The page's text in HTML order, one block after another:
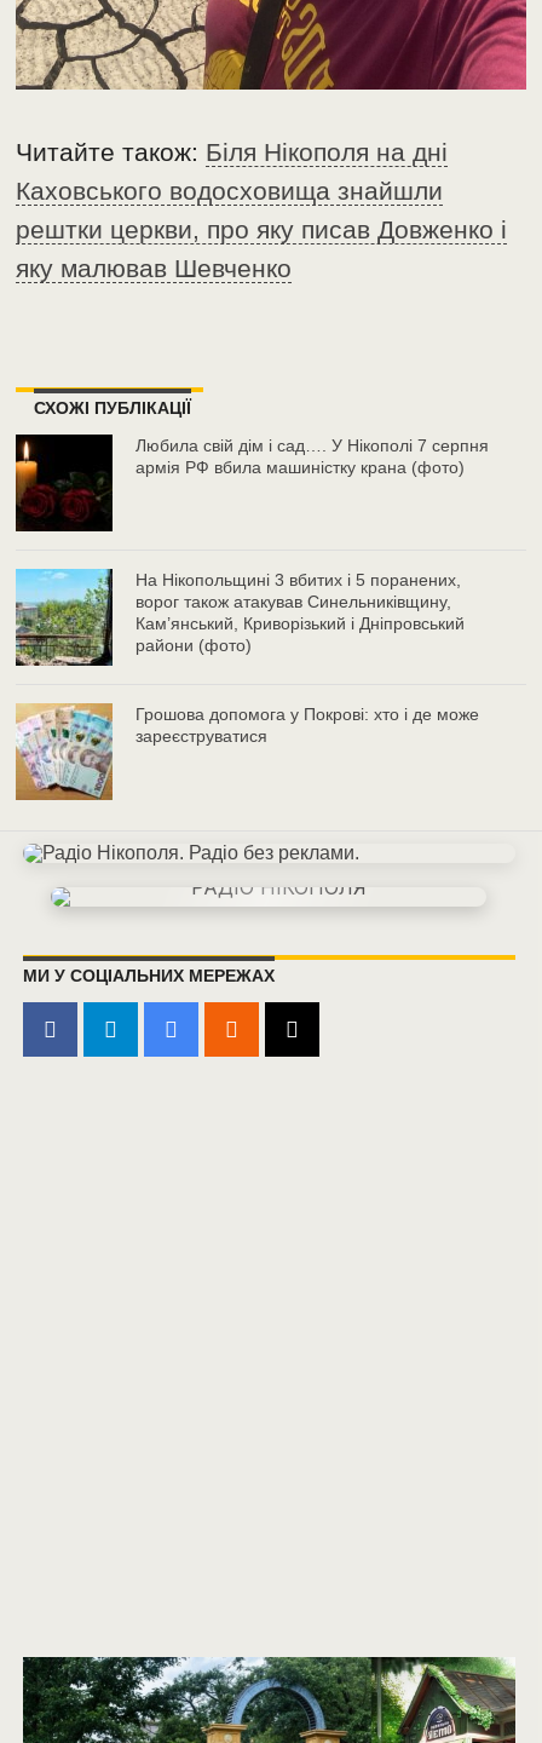
Читайте також: Біля Нікополя на дні
Каховського водосховища знайшли
рештки церкви, про яку писав Довженко і
яку малював Шевченко
СХОЖІ ПУБЛІКАЦІЇ
Любила свій дім і сад…. У Нікополі 7 серпня
армія РФ вбила машиністку крана (фото)
На Нікопольщині 3 вбитих і 5 поранених,
ворог також атакував Синельниківщину,
Кам’янський, Криворізький і Дніпровський
райони (фото)
Грошова допомога у Покрові: хто і де може
зареєструватися
МИ У СОЦІАЛЬНИХ МЕРЕЖАХ